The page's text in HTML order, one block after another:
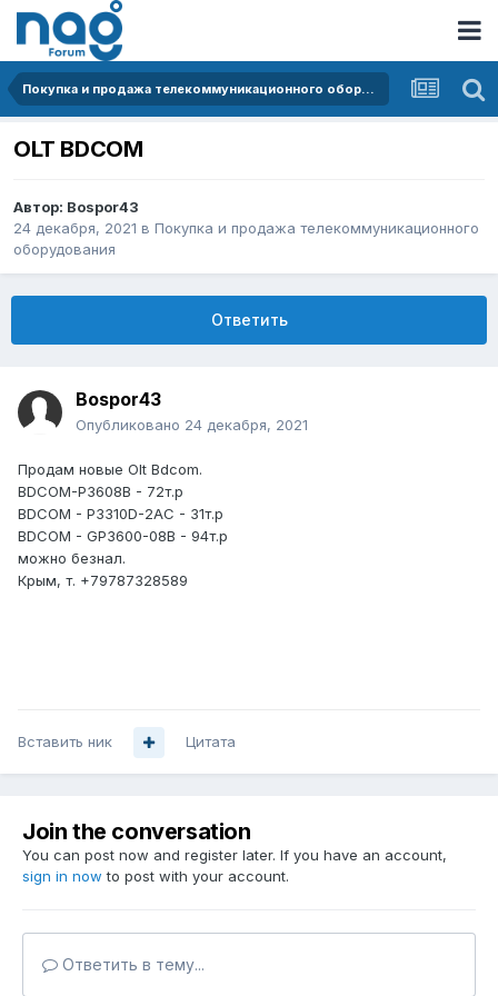
Покупка и продажа телекоммуникационного оборудования
OLT BDCOM
Автор: Bospor43
24 декабря, 2021 в Покупка и продажа телекоммуникационного
оборудования
Ответить
Bospor43
Опубликовано 24 декабря, 2021
Продам новые Olt Bdcom.
BDCOM-P3608B - 72т.р
BDCOM - P3310D-2AC - 31т.р
BDCOM - GP3600-08B - 94т.р
можно безнал.
Крым, т. +79787328589
Вставить ник Цитата
Join the conversation
You can post now and register later. If you have an account,
sign in now to post with your account.
Ответить в тему...